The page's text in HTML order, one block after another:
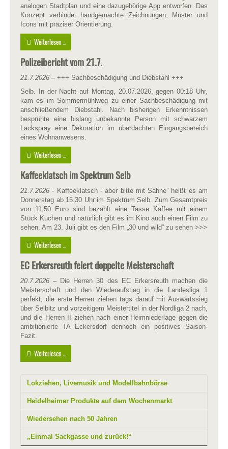
analogen Stadtplan und eine dazugehörige App entworfen. Das
Konzept verbindet handgemachte Zeichnungen, Muster und
Icons mit präziser Orientierung.
Weiterlesen ...
Polizeibericht vom 21.7.
21.7.2026 – +++ Sachbeschädigung und Diebstahl +++
Selb. In der Nacht auf Montag, 20.07.2026, gegen 00:18 Uhr,
kam es im Sommermühlweg zu einer Sachbeschädigung mit
anschließendem Diebstahl. Nach bisherigen Erkenntnissen
besprühte eine bislang unbekannte Person mit schwarzem
Lackspray eine Dekoration im überdachten Eingangsbereich
eines Wohnanwesens.
Weiterlesen ...
Kaffeeklatsch im Spektrum Selb
21.7.2026 - Kaffeeklatsch - aber bitte mit Sahne” heißt es am
Donnerstag ab 15.30 Uhr im Spektrum Selb. Zum Gesamtpreis
von 11,50 Euro sind bezahlt eine Tasse Kaffee mit einem
Stück Kuchen und natürlich gibt es im Kino auch einen Film zu
sehen. Am 23. Juli gibt es den Film „30 und wild“ zu sehen >>>
Weiterlesen ...
EC Erkersreuth feiert doppelte Meisterschaft
20 7.2026 – Die Herren 30 des EC Erkersreuth machen die
Meisterschaft und den Wiederaufstieg in die Landesliga 1
perfekt, die erste Herren ziehen tags darauf mit Auswärtssieg
über Selbitz und vorzeitigem Meistertitel in der Nordliga 2 nach,
und die Herren II ziehen nach einer Heimniederlage gegen die
ambitionierte TA Eckersdorf dennoch ein positives Saison-
Fazit.
Weiterlesen ...
Lokziehen, Livemusik und Modellbahnbörse
Heidelheimer Produkte auf dem Wochenmarkt
Wiedersehen nach 50 Jahren
„Einmal Sackgasse und zurück!“